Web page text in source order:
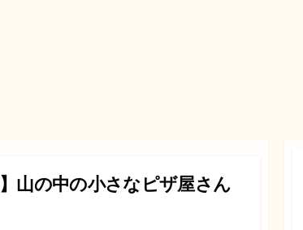
】山の中の小さなピザ屋さん